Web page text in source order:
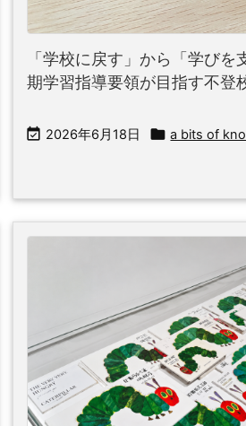
「学校に戻す」から「学び
期学習指導要領が目指す不登
 2026年6月18日  a bits of